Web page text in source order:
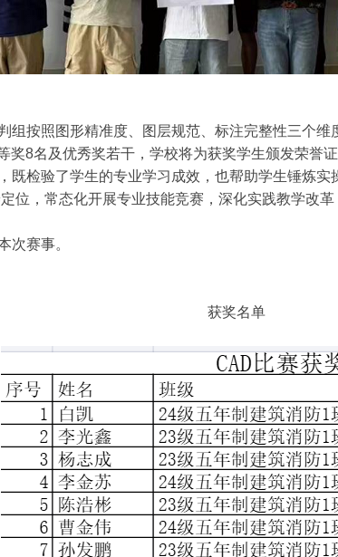
按照图形精准度、图层规范、标注完整性三个维
8名及优秀奖若干，学校将为获奖学生颁发荣誉证
检验了学生的专业学习成效，也帮助学生锤炼实
位，常态化开展专业技能竞赛，深化实践教学改
赛事。
获奖名单